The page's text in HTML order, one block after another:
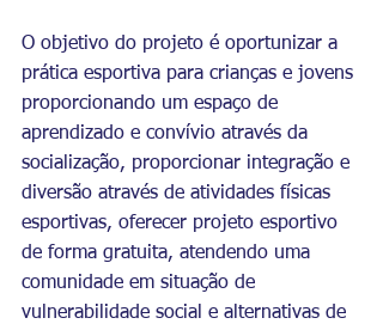
O objetivo do projeto é oportunizar a
prática esportiva para crianças e jovens
proporcionando um espaço de
aprendizado e convívio através da
socialização, proporcionar integração e
diversão através de atividades físicas
esportivas, oferecer projeto esportivo
de forma gratuita, atendendo uma
comunidade em situação de
vulnerabilidade social e alternativas de